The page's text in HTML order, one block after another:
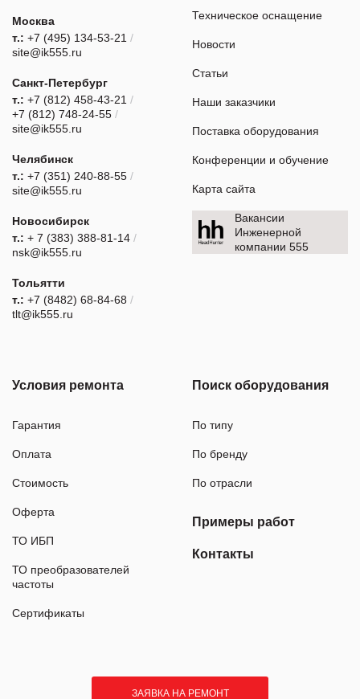
Москва
т.: +7 (495) 134-53-21 /
site@ik555.ru
Санкт-Петербург
т.: +7 (812) 458-43-21 /
+7 (812) 748-24-55 /
site@ik555.ru
Челябинск
т.: +7 (351) 240-88-55 /
site@ik555.ru
Новосибирск
т.: + 7 (383) 388-81-14 /
nsk@ik555.ru
Тольятти
т.: +7 (8482) 68-84-68 /
tlt@ik555.ru
Техническое оснащение
Новости
Статьи
Наши заказчики
Поставка оборудования
Конференции и обучение
Карта сайта
Вакансии
Инженерной
компании 555
Условия ремонта
Гарантия
Оплата
Стоимость
Оферта
ТО ИБП
ТО преобразователей
частоты
Сертификаты
Поиск оборудования
По типу
По бренду
По отрасли
Примеры работ
Контакты
ЗАЯВКА НА РЕМОНТ